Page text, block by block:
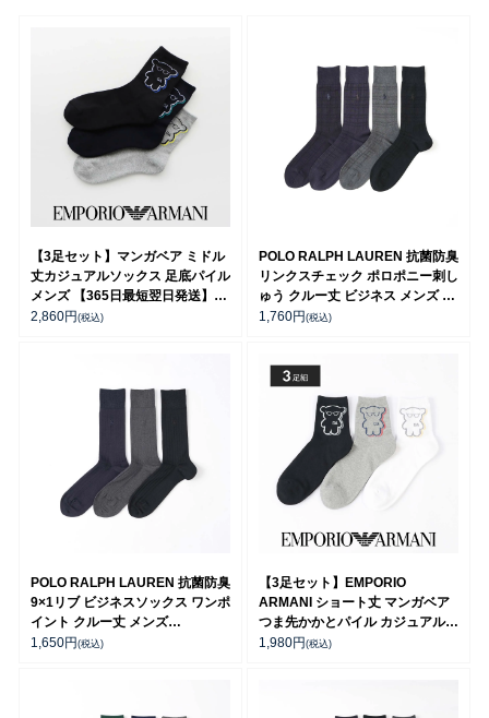
【3足セット】マンガベア ミドル
丈カジュアルソックス 足底パイル
メンズ 【365日最短翌日発送】
92342721
2,860円(税込)
POLO RALPH LAUREN 抗菌防臭
リンクスチェック ポロポニー刺し
ゅう クルー丈 ビジネス メンズ ソ
ックス 02042424
1,760円(税込)
POLO RALPH LAUREN 抗菌防臭
9×1リブ ビジネスソックス ワンポ
イント クルー丈 メンズ
02042030
1,650円(税込)
【3足セット】EMPORIO
ARMANI ショート丈 マンガベア
つま先かかとパイル カジュアルソ
ックス メンズ 92342725
1,980円(税込)